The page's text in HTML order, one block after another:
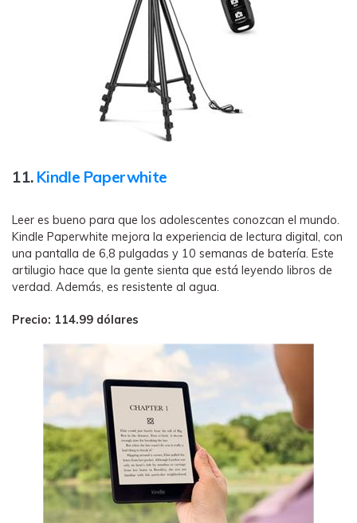
11. Kindle Paperwhite
Leer es bueno para que los adolescentes conozcan el mundo.
Kindle Paperwhite mejora la experiencia de lectura digital, con
una pantalla de 6,8 pulgadas y 10 semanas de batería. Este
artilugio hace que la gente sienta que está leyendo libros de
verdad. Además, es resistente al agua.
Precio: 114.99 dólares